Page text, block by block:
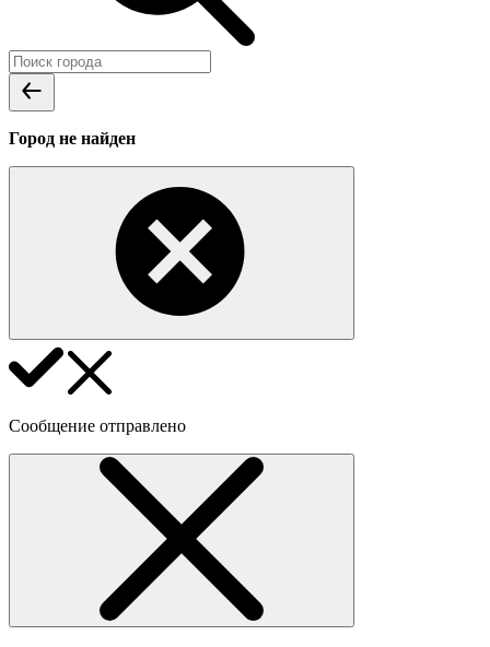
Город не найден
Сообщение отправлено